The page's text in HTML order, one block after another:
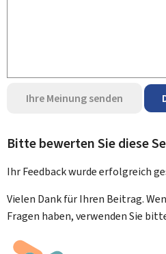
Ihre Meinung senden
Bitte bewerten Sie diese
Ihr Feedback wurdeerfolgreich
Vielen Dank für Ihren Beitrag.
Fragen haben, verwenden Sie